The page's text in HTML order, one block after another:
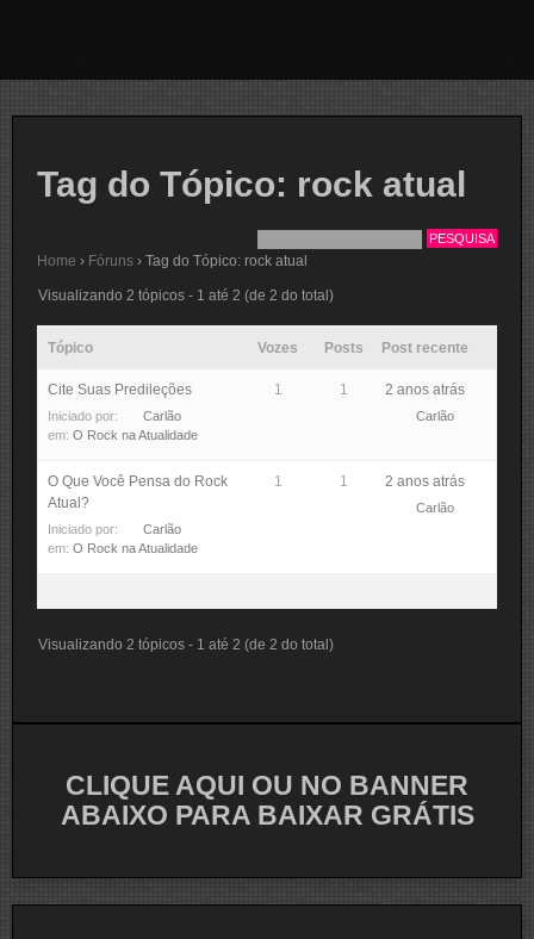
Tag do Tópico: rock atual
Home › Fóruns › Tag do Tópico: rock atual
Visualizando 2 tópicos - 1 até 2 (de 2 do total)
Tópico Vozes Posts Post recente
Cite Suas Predileções
Iniciado por:
Carlão
em: O Rock na Atualidade
1 1 2 anos atrás
Carlão
O Que Você Pensa do Rock
Atual?
Iniciado por:
Carlão
em: O Rock na Atualidade
1 1 2 anos atrás
Carlão
Visualizando 2 tópicos - 1 até 2 (de 2 do total)
CLIQUE AQUI OU NO BANNER
ABAIXO PARA BAIXAR GRÁTIS